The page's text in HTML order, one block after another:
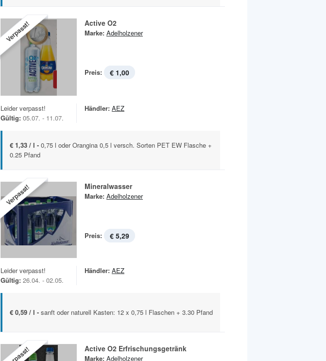
Verpasst! Active O2
Marke: Adelholzener
Preis: € 1,00
Leider verpasst!
Gültig: 05.07. - 11.07.
Händler: AEZ
€ 1,33 / l - 0,75 l oder Orangina 0,5 l versch. Sorten PET EW Flasche +
0.25 Pfand
Verpasst! Mineralwasser
Marke: Adelholzener
Preis: € 5,29
Leider verpasst!
Gültig: 26.04. - 02.05.
Händler: AEZ
€ 0,59 / l - sanft oder naturell Kasten: 12 x 0,75 l Flaschen + 3.30 Pfand
Active O2 Erfrischungsgetränk
Marke: Adelholzener